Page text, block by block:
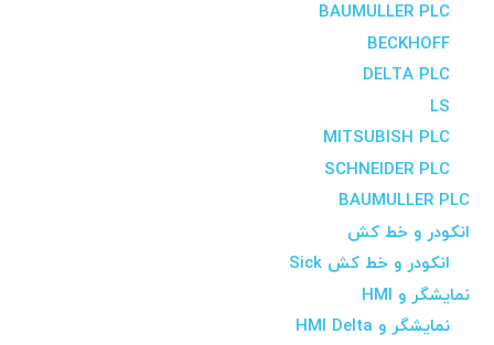
BAUMULLER PLC
BECKHOFF
DELTA PLC
LS
MITSUBISH PLC
SCHNEIDER PLC
BAUMULLER PLC
انکودر و خط کش
انکودر و خط کش Sick
نمایشگر و HMI
نمایشگر و HMI Delta